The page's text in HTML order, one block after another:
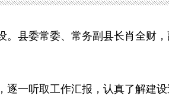
县委常委、常务副县长肖全财
一听取工作汇报，认真了解建